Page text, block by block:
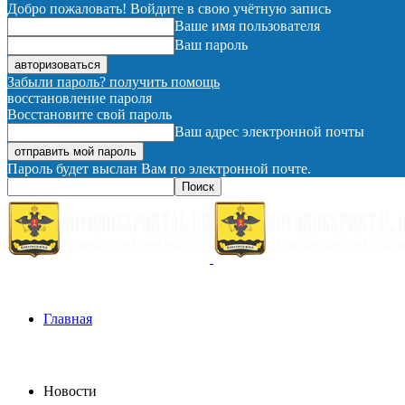
Добро пожаловать! Войдите в свою учётную запись
Ваше имя пользователя
Ваш пароль
Забыли пароль? получить помощь
восстановление пароля
Восстановите свой пароль
Ваш адрес электронной почты
Пароль будет выслан Вам по электронной почте.
Главная
Новости